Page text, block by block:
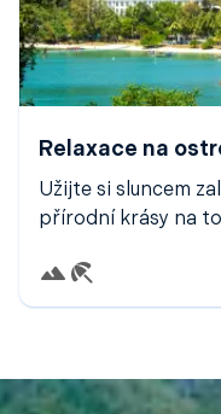
Relaxace na
Užijte si sluncem
přírodní krásy na